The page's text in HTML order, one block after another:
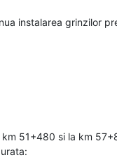
instalarea grinzilor
51+480 si la km